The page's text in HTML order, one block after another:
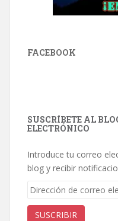
FACEBOOK
SUSCRÍBETE AL
ELECTRÓNICO
Introduce tu correo
blog y recibir
Dirección
correo
SUSCRIBIR